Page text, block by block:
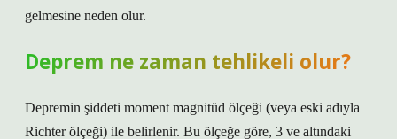
gelmesine neden olur.
Deprem ne zaman tehlikeli olur?
Depremin şiddeti moment magnitüd ölçeği (veya eski adıyla
Richter ölçeği) ile belirlenir. Bu ölçeğe göre, 3 ve altındaki